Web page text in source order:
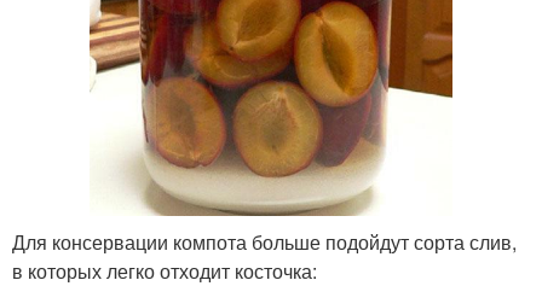
Для консервации компота больше подойдут сорта слив,
в которых легко отходит косточка: